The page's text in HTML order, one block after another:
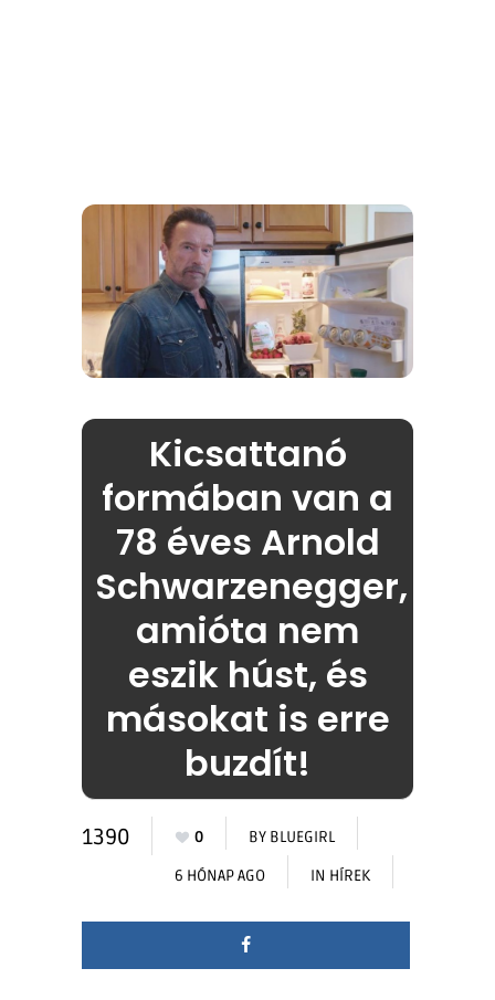
Kicsattanó
formában van a
78 éves Arnold
Schwarzenegger,
amióta nem
eszik húst, és
másokat is erre
buzdít!
1390 0 BY BLUEGIRL
6 HÓNAP AGO IN HÍREK